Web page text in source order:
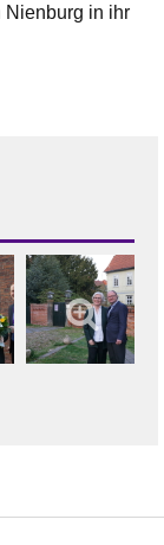
Nienburg in ihr